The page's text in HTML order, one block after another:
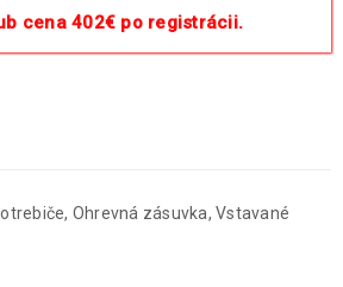
cena 402€ po registrácii.
, Ohrevná zásuvka, Vstavané